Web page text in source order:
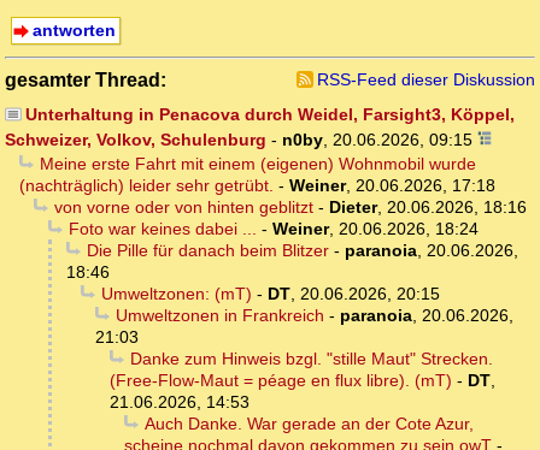
antworten
gesamter Thread:
RSS-Feed dieser Diskussion
Unterhaltung in Penacova durch Weidel, Farsight3, Köppel,
Schweizer, Volkov, Schulenburg - n0by, 20.06.2026, 09:15
Meine erste Fahrt mit einem (eigenen) Wohnmobil wurde
(nachträglich) leider sehr getrübt. - Weiner, 20.06.2026, 17:18
von vorne oder von hinten geblitzt- Dieter, 20.06.2026, 18:16
Foto war keines dabei ... - Weiner, 20.06.2026, 18:24
Die Pille für danach beim Blitzer- paranoia, 20.06.2026,
18:46
Umweltzonen: (mT) - DT, 20.06.2026, 20:15
Umweltzonen in Frankreich - paranoia, 20.06.2026,
21:03
Danke zum Hinweis bzgl. "stille Maut" Strecken.
(Free-Flow-Maut = péage en flux libre). (mT) - DT,
21.06.2026, 14:53
Auch Danke. War gerade an der Cote Azur,
scheine nochmal davon gekommen zu sein owT -